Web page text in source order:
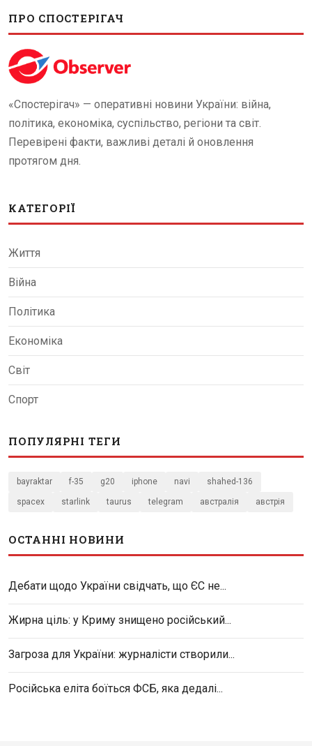
ПРО СПОСТЕРІГАЧ
«Спостерігач» — оперативні новини України: війна,
політика, економіка, суспільство, регіони та світ.
Перевірені факти, важливі деталі й оновлення
протягом дня.
КАТЕГОРІЇ
Життя
Війна
Політика
Економіка
Світ
Спорт
ПОПУЛЯРНІ ТЕГИ
bayraktar f-35 g20 iphone navi shahed-136
spacex starlink taurus telegram австралія австрія
ОСТАННІ НОВИНИ
Дебати щодо України свідчать, що ЄС не...
Жирна ціль: у Криму знищено російський...
Загроза для України: журналісти створили...
Російська еліта боїться ФСБ, яка дедалі...